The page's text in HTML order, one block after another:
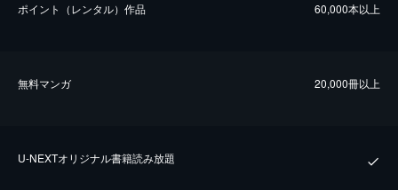
ポイント（レンタル）作品 60,000本以上
無料マンガ 20,000冊以上
U-NEXTオリジナル書籍読み放題